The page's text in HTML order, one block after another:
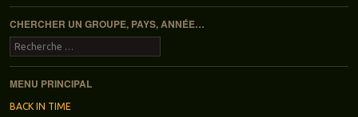
CHERCHER UN GROUPE, PAYS, ANNÉE…
Recherche
MENU PRINCIPAL
BACK IN TIME